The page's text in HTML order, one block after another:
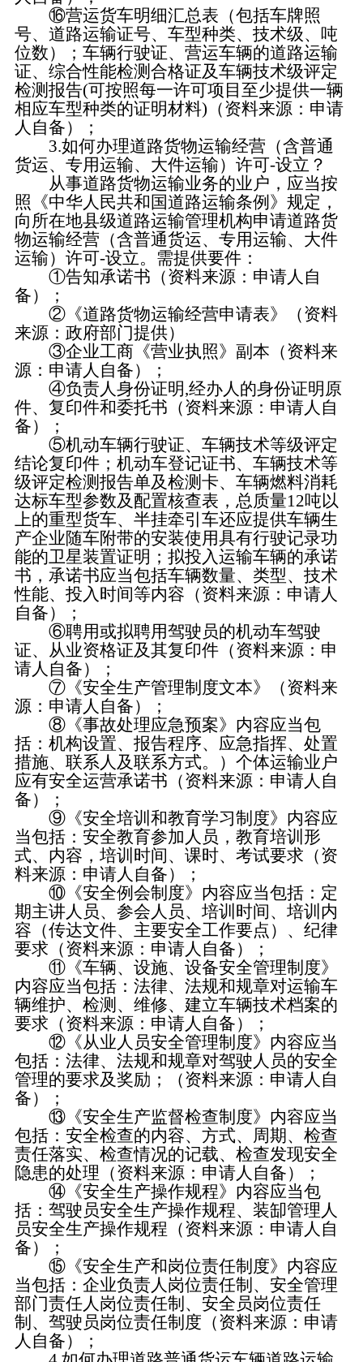
⑯营运货车明细汇总表（包括车牌照
号、道路运输证号、车型种类、技术级、吨
位数）；车辆行驶证、营运车辆的道路运输
证、综合性能检测合格证及车辆技术级评定
检测报告(可按照每一许可项目至少提供一辆
相应车型种类的证明材料)（资料来源：申请
人自备）；
3.如何办理道路货物运输经营（含普通
货运、专用运输、大件运输）许可-设立？
从事道路货物运输业务的业户，应当按
照《中华人民共和国道路运输条例》规定，
向所在地县级道路运输管理机构申请道路货
物运输经营（含普通货运、专用运输、大件
运输）许可-设立。需提供要件：
①告知承诺书（资料来源：申请人自
备）；
②《道路货物运输经营申请表》（资料
来源：政府部门提供）
③企业工商《营业执照》副本（资料来
源：申请人自备）；
④负责人身份证明,经办人的身份证明原
件、复印件和委托书（资料来源：申请人自
备）；
⑤机动车辆行驶证、车辆技术等级评定
结论复印件；机动车登记证书、车辆技术等
级评定检测报告单及检测卡、车辆燃料消耗
达标车型参数及配置核查表，总质量12吨以
上的重型货车、半挂牵引车还应提供车辆生
产企业随车附带的安装使用具有行驶记录功
能的卫星装置证明；拟投入运输车辆的承诺
书，承诺书应当包括车辆数量、类型、技术
性能、投入时间等内容（资料来源：申请人
自备）；
⑥聘用或拟聘用驾驶员的机动车驾驶
证、从业资格证及其复印件（资料来源：申
请人自备）；
⑦《安全生产管理制度文本》（资料来
源：申请人自备）；
⑧《事故处理应急预案》内容应当包
括：机构设置、报告程序、应急指挥、处置
措施、联系人及联系方式。）个体运输业户
应有安全运营承诺书（资料来源：申请人自
备）；
⑨《安全培训和教育学习制度》内容应
当包括：安全教育参加人员，教育培训形
式、内容，培训时间、课时、考试要求（资
料来源：申请人自备）；
⑩《安全例会制度》内容应当包括：定
期主讲人员、参会人员、培训时间、培训内
容（传达文件、主要安全工作要点）、纪律
要求（资料来源：申请人自备）；
⑪《车辆、设施、设备安全管理制度》
内容应当包括：法律、法规和规章对运输车
辆维护、检测、维修、建立车辆技术档案的
要求（资料来源：申请人自备）；
⑫《从业人员安全管理制度》内容应当
包括：法律、法规和规章对驾驶人员的安全
管理的要求及奖励；（资料来源：申请人自
备）；
⑬《安全生产监督检查制度》内容应当
包括：安全检查的内容、方式、周期、检查
责任落实、检查情况的记载、检查发现安全
隐患的处理（资料来源：申请人自备）；
⑭《安全生产操作规程》内容应当包
括：驾驶员安全生产操作规程、装缷管理人
员安全生产操作规程（资料来源：申请人自
备）；
⑮《安全生产和岗位责任制度》内容应
当包括：企业负责人岗位责任制、安全管理
部门责任人岗位责任制、安全员岗位责任
制、驾驶员岗位责任制度（资料来源：申请
人自备）；